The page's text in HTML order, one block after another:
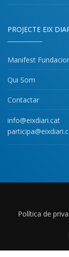
PROJECTE EIX
Manifest
Qui Som
Contactar
info@eixdiari.cat
Política de